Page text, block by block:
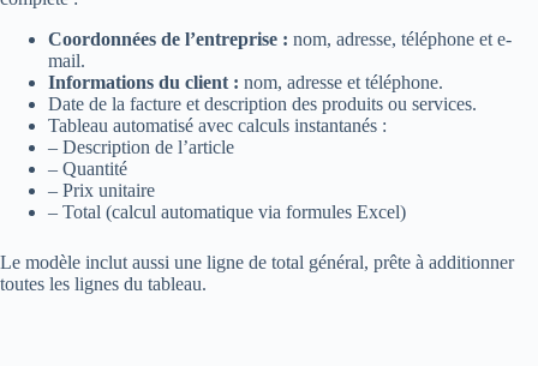
Coordonnées de l’entreprise : nom, adresse, téléphone et e-
mail.
Informations du client : nom, adresse et téléphone.
Date de la facture et description des produits ou services.
Tableau automatisé avec calculs instantanés :
– Description de l’article
– Quantité
– Prix unitaire
– Total (calcul automatique via formules Excel)
Le modèle inclut aussi une ligne de total général, prête à additionner
toutes les lignes du tableau.